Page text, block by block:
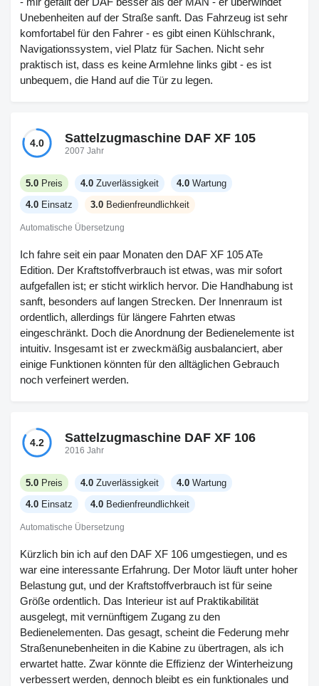
Unebenheiten auf der Straße sanft. Das Fahrzeug ist sehr
komfortabel für den Fahrer - es gibt einen Kühlschrank,
Navigationssystem, viel Platz für Sachen. Nicht sehr
praktisch ist, dass es keine Armlehne links gibt - es ist
unbequem, die Hand auf die Tür zu legen.
4.0 Sattelzugmaschine DAF XF 105
2007 Jahr
5.0 Preis 4.0 Zuverlässigkeit 4.0 Wartung
4.0 Einsatz 3.0 Bedienfreundlichkeit
Automatische Übersetzung
Ich fahre seit ein paar Monaten den DAF XF 105 ATe
Edition. Der Kraftstoffverbrauch ist etwas, was mir sofort
aufgefallen ist; er sticht wirklich hervor. Die Handhabung ist
sanft, besonders auf langen Strecken. Der Innenraum ist
ordentlich, allerdings für längere Fahrten etwas
eingeschränkt. Doch die Anordnung der Bedienelemente ist
intuitiv. Insgesamt ist er zweckmäßig ausbalanciert, aber
einige Funktionen könnten für den alltäglichen Gebrauch
noch verfeinert werden.
4.2 Sattelzugmaschine DAF XF 106
2016 Jahr
5.0 Preis 4.0 Zuverlässigkeit 4.0 Wartung
4.0 Einsatz 4.0 Bedienfreundlichkeit
Automatische Übersetzung
Kürzlich bin ich auf den DAF XF 106 umgestiegen, und es
war eine interessante Erfahrung. Der Motor läuft unter hoher
Belastung gut, und der Kraftstoffverbrauch ist für seine
Größe ordentlich. Das Interieur ist auf Praktikabilität
ausgelegt, mit vernünftigem Zugang zu den
Bedienelementen. Das gesagt, scheint die Federung mehr
Straßenunebenheiten in die Kabine zu übertragen, als ich
erwartet hatte. Zwar könnte die Effizienz der Winterheizung
verbessert werden, dennoch bleibt es ein funktionales und